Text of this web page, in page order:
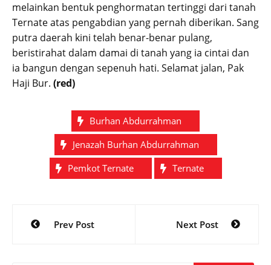
melainkan bentuk penghormatan tertinggi dari tanah
Ternate atas pengabdian yang pernah diberikan. Sang
putra daerah kini telah benar-benar pulang,
beristirahat dalam damai di tanah yang ia cintai dan
ia bangun dengan sepenuh hati. Selamat jalan, Pak
Haji Bur. (red)
Burhan Abdurrahman
Jenazah Burhan Abdurrahman
Pemkot Ternate
Ternate
Post
navigation
Prev Post Next Post